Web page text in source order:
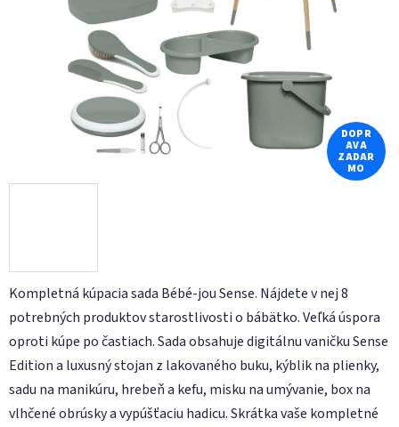
Kompletná kúpacia sada Bébé-jou Sense. Nájdete v nej 8
potrebných produktov starostlivosti o bábätko. Veľká úspora
oproti kúpe po častiach. Sada obsahuje digitálnu vaničku Sense
Edition a luxusný stojan z lakovaného buku, kýblik na plienky,
sadu na manikúru, hrebeň a kefu, misku na umývanie, box na
vlhčené obrúsky a vypúšťaciu hadicu. Skrátka vaše kompletné
hviezdičiek.
DOPR
AVA
ZADAR
MO